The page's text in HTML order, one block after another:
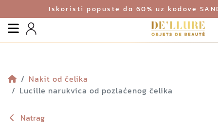
Iskoristi popuste do 60% uz kodove
Izbornik
Profil
Nakit od čelika
Lucille narukvica od pozlaćenog čelika
Natrag